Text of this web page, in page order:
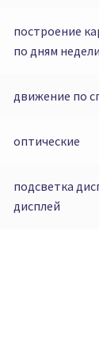
построение
по дням недели
движение по
оптические
подсветка
дисплей